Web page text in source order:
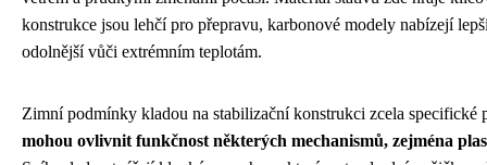
konstrukce jsou lehčí pro přepravu, karbonové modely nabízejí
odolnější vůči extrémním teplotám.
Zimní podmínky kladou na stabilizační konstrukci zcela specifické
mohou ovlivnit funkčnost některých mechanismů, zejména